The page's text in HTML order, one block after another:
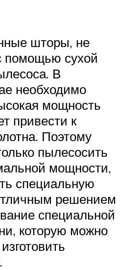
шторы, не
помощью сухой
В
необходимо
мощность
привести к
Поэтому
пылесосить
мощности,
специальную
решением
специальной
которую можно